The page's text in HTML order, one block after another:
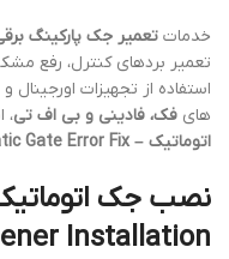
خدمات تعمیر جک پارکینگ
تعمیر بردهای کنترل، رفع
استفاده از تجهیزات
های فک، فادینی و بی اف تی،
اتوماتیک – Automatic Gate Error Fix
نصب جک
Installation